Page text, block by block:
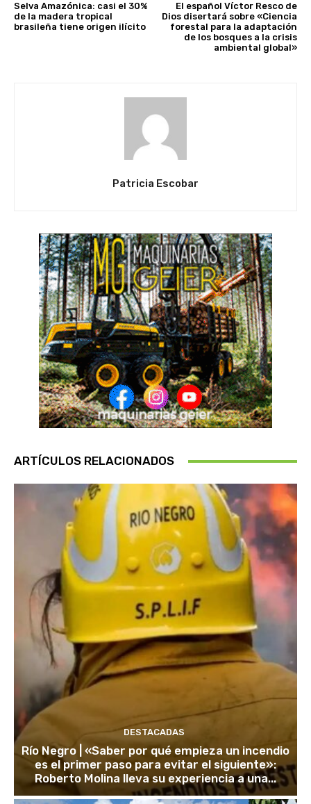
Selva Amazónica: casi el 30%
de la madera tropical
brasileña tiene origen ilícito
El español Víctor Resco de
Dios disertará sobre «Ciencia
forestal para la adaptación
de los bosques a la crisis
ambiental global»
Patricia Escobar
ARTÍCULOS RELACIONADOS
DESTACADAS
Río Negro | «Saber por qué empieza un incendio
es el primer paso para evitar el siguiente»:
Roberto Molina lleva su experiencia a una...